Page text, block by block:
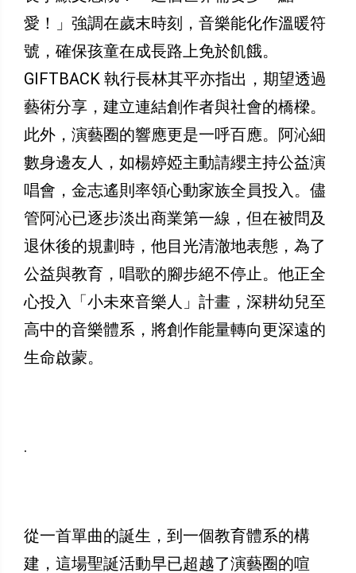
愛！」強調在歲末時刻，音樂能化作溫暖符
號，確保孩童在成長路上免於飢餓。
GIFTBACK 執行長林其平亦指出，期望透過
藝術分享，建立連結創作者與社會的橋樑。
此外，演藝圈的響應更是一呼百應。阿沁細
數身邊友人，如楊婷婭主動請纓主持公益演
唱會，金志遙則率領心動家族全員投入。儘
管阿沁已逐步淡出商業第一線，但在被問及
退休後的規劃時，他目光清澈地表態，為了
公益與教育，唱歌的腳步絕不停止。他正全
心投入「小未來音樂人」計畫，深耕幼兒至
高中的音樂體系，將創作能量轉向更深遠的
生命啟蒙。
.
從一首單曲的誕生，到一個教育體系的構
建，這場聖誕活動早已超越了演藝圈的喧